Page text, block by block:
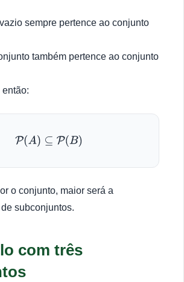
sempre pertence ao conjunto
também pertence ao conjunto
então:
P(A ⊆ P(B)
o conjunto, maior será a
subconjuntos.
com três